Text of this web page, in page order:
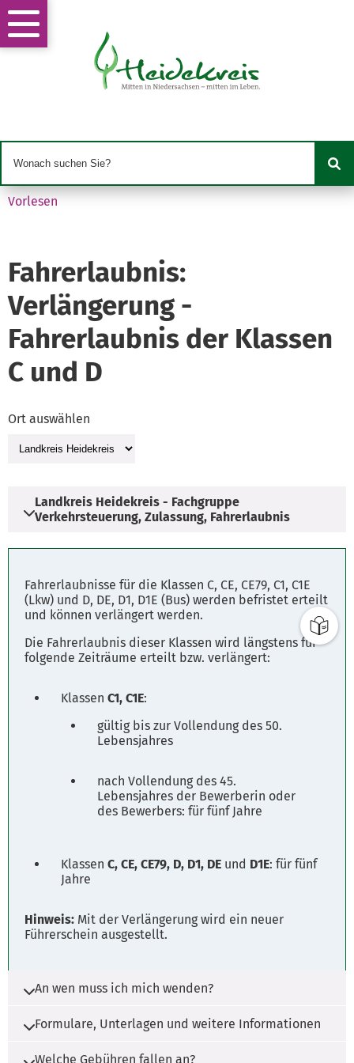
Vorlesen
Fahrerlaubnis:
Verlängerung -
Fahrerlaubnis der Klassen
C und D
Fahrerlaubnisse für die Klassen C, CE, CE79, C1, C1E
(Lkw) und D, DE, D1, D1E (Bus) werden befristet erteilt
und können verlängert werden.
Die Fahrerlaubnis dieser Klassen wird längstens für
folgende Zeiträume erteilt bzw. verlängert:
Klassen C1, C1E:
gültig bis zur Vollendung des 50.
Lebensjahres
nach Vollendung des 45.
Lebensjahres der Bewerberin oder
des Bewerbers: für fünf Jahre
Klassen C, CE, CE79, D, D1, DE und D1E: für fünf
Jahre
Hinweis: Mit der Verlängerung wird ein neuer
Führerschein ausgestellt.
An wen muss ich mich wenden?
Die Zuständigkeit liegt beim Landkreis und der
Formulare, Unterlagen und weitere Informationen
Welche Gebühren fallen an?
Ort auswählen
Landkreis Heidekreis - Fachgruppe
Verkehrsteuerung, Zulassung, Fahrerlaubnis
Vogteistraße 19
29683 Bad Fallingbostel
Öffnungszeiten
Montag - Freitag: 8.00 - 12.00 Uhr
Dienstag u. Donnerstag: 14.00 - 16.00 Uhr
Fahrplanauskunft